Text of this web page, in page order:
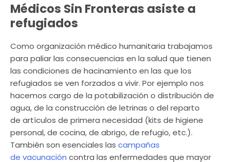
Médicos Sin Fronteras asiste a
refugiados
Como organización médico humanitaria trabajamos
para paliar las consecuencias en la salud que tienen
las condiciones de hacinamiento en las que los
refugiados se ven forzados a vivir. Por ejemplo nos
hacemos cargo de la potabilización o distribución de
agua, de la construcción de letrinas o del reparto
de artículos de primera necesidad (kits de higiene
personal, de cocina, de abrigo, de refugio, etc.).
También son esenciales las campañas
de vacunación contra las enfermedades que mayor